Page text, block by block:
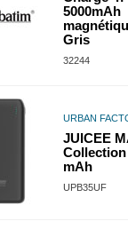
5000mAh
Gris
32244
URBAN
JUICEE
Collection
mAh
UPB35UF